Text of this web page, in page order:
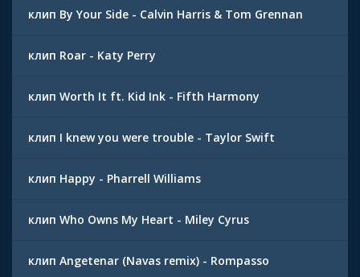
клип By Your Side - Calvin Harris & Tom Grennan
клип Roar - Katy Perry
клип Worth It ft. Kid Ink - Fifth Harmony
клип I knew you were trouble - Taylor Swift
клип Happy - Pharrell Williams
клип Who Owns My Heart - Miley Cyrus
клип Angetenar (Navas remix) - Rompasso